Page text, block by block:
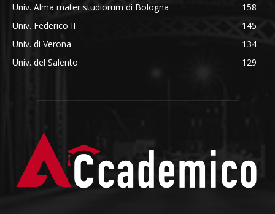
Univ. Alma mater studiorum di Bologna
158
Univ. Federico II
145
Univ. di Verona
134
Univ. del Salento
129